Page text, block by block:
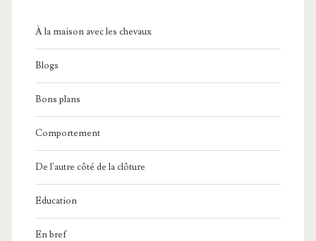
À la maison avec les chevaux
Blogs
Bons plans
Comportement
De l'autre côté de la clôture
Education
En bref